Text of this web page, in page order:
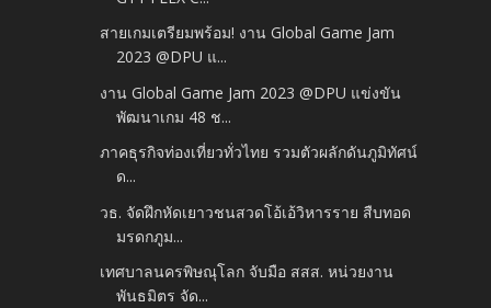
สายเกมเตรียมพร้อม! งาน Global Game Jam
2023 @DPU แ...
งาน Global Game Jam 2023 @DPU แข่งขัน
พัฒนาเกม 48 ช...
ภาคธุรกิจท่องเที่ยวทั่วไทย รวมตัวผลักดันภูมิทัศน์
ด...
วธ. จัดฝึกหัดเยาวชนสวดโอ้เอ้วิหารราย สืบทอด
มรดกภูม...
เทศบาลนครพิษณุโลก จับมือ สสส. หน่วยงาน
พันธมิตร จัด...